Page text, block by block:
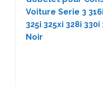
Voiture Serie 3
325i 325xi 328i 330i
Noir